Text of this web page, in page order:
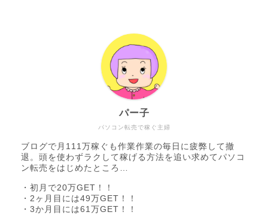
パソコン転売で稼ぐ主婦
パー子
ブログで月111万稼ぐも作業作業の毎日に疲弊して撤
退。頭を使わずラクして稼げる方法を追い求めてパソコ
ン転売をはじめたところ…
・初月で20万GET！！
・2ヶ月目には49万GET！！
・3か月目には61万GET！！